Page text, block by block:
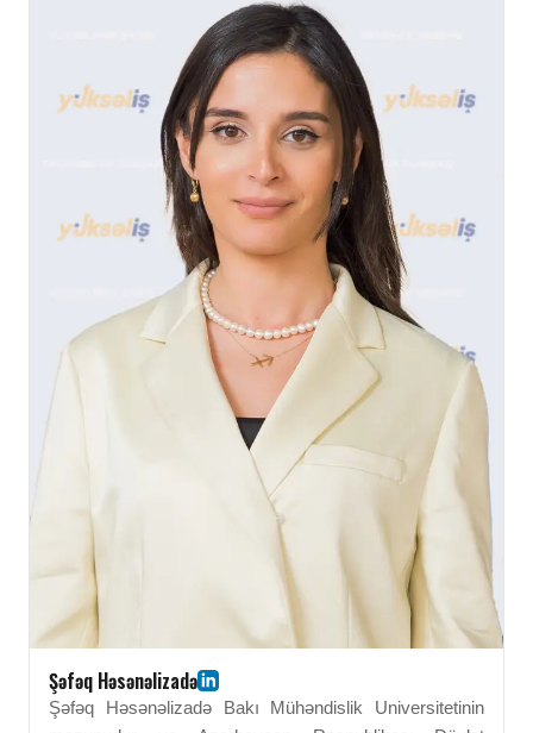
Onun fəaliyyəti milli səviyyədə sübuta əsaslanan iqtisadi
siyasətin formalaşdırılmasına dəstək verir. BEU-da
təhsil aldığı dövrdə formalaşan analitik və tədqiqat
bacarıqları onun peşəkar fəaliyyətində mühüm rol
oynayır. O, iqtisadi idarəetmə sahəsində aparıcı analitik
mütəxəssislərdən biri kimi tanınır.
Şəfəq Həsənəlizadə
Şəfəq Həsənəlizadə Bakı Mühəndislik Universitetinin